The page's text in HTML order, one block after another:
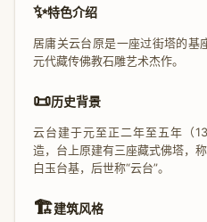
✨特色介绍
居庸关云台原是一座过街塔的基
元代藏传佛教石雕艺术杰作。
📜历史背景
云台建于元至正二年至五年（
造，台上原建有三座藏式佛塔，
白玉台基，后世称“云台”。
🏗️建筑风格